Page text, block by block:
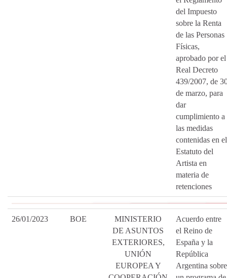
del Impuesto
sobre la Renta
de las Personas
Físicas,
aprobado por el
Real Decreto
439/2007, de
de marzo, para
dar
cumplimiento a
las medidas
contenidas en el
Estatuto del
Artista en
materia de
retenciones
26/01/2023 BOE
MINISTERIO
DE ASUNTOS
EXTERIORES,
UNIÓN
EUROPEA Y
Acuerdo entre
el Reino de
España y la
República
Argentina sobre